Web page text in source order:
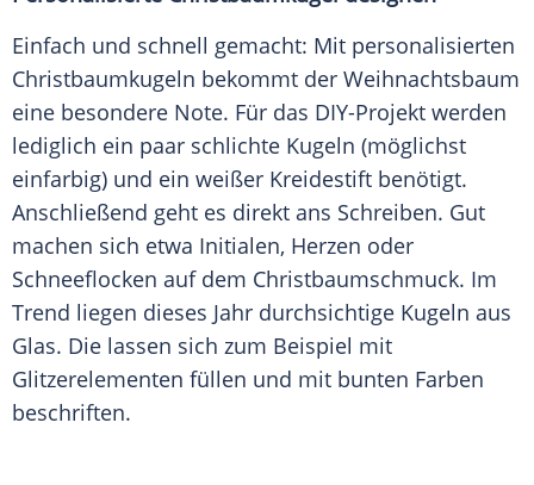
Einfach und schnell gemacht: Mit personalisierten
Christbaumkugeln bekommt der Weihnachtsbaum
eine besondere Note. Für das DIY-Projekt werden
lediglich ein paar schlichte Kugeln (möglichst
einfarbig) und ein weißer Kreidestift benötigt.
Anschließend geht es direkt ans Schreiben. Gut
machen sich etwa Initialen, Herzen oder
Schneeflocken auf dem Christbaumschmuck. Im
Trend liegen dieses Jahr durchsichtige Kugeln aus
Glas. Die lassen sich zum Beispiel mit
Glitzerelementen füllen und mit bunten Farben
beschriften.